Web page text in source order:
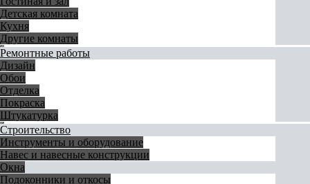
Детская комната
Кухня
Другие комнаты
Ремонтные работы
Дизайн
Обои
Отделка
Покраска
Штукатурка
Строительство
Инструменты и оборудование
Навес и навесные конструкции
Окна
Подоконники и откосы